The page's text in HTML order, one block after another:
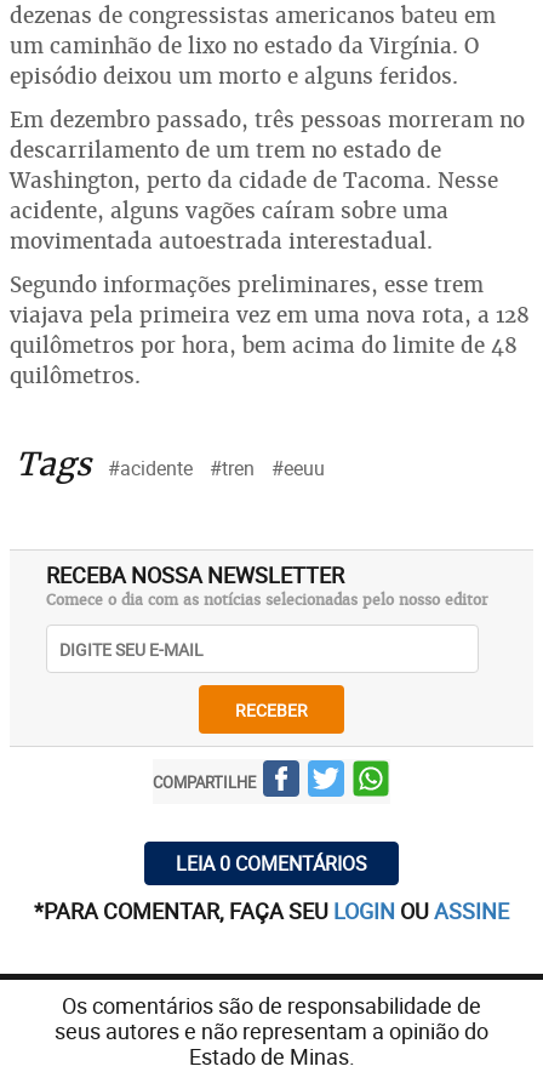
dezenas de congressistas americanos bateu em
um caminhão de lixo no estado da Virgínia. O
episódio deixou um morto e alguns feridos.
Em dezembro passado, três pessoas morreram no
descarrilamento de um trem no estado de
Washington, perto da cidade de Tacoma. Nesse
acidente, alguns vagões caíram sobre uma
movimentada autoestrada interestadual.
Segundo informações preliminares, esse trem
viajava pela primeira vez em uma nova rota, a 128
quilômetros por hora, bem acima do limite de 48
quilômetros.
Tags #acidente #tren #eeuu
RECEBA NOSSA NEWSLETTER
Comece o dia com as notícias selecionadas pelo nosso editor
RECEBER
COMPARTILHE
LEIA 0 COMENTÁRIOS
*PARA COMENTAR, FAÇA SEU LOGIN OUASSINE
Os comentários são de responsabilidade de
seus autores e não representam a opinião do
Estado de Minas.